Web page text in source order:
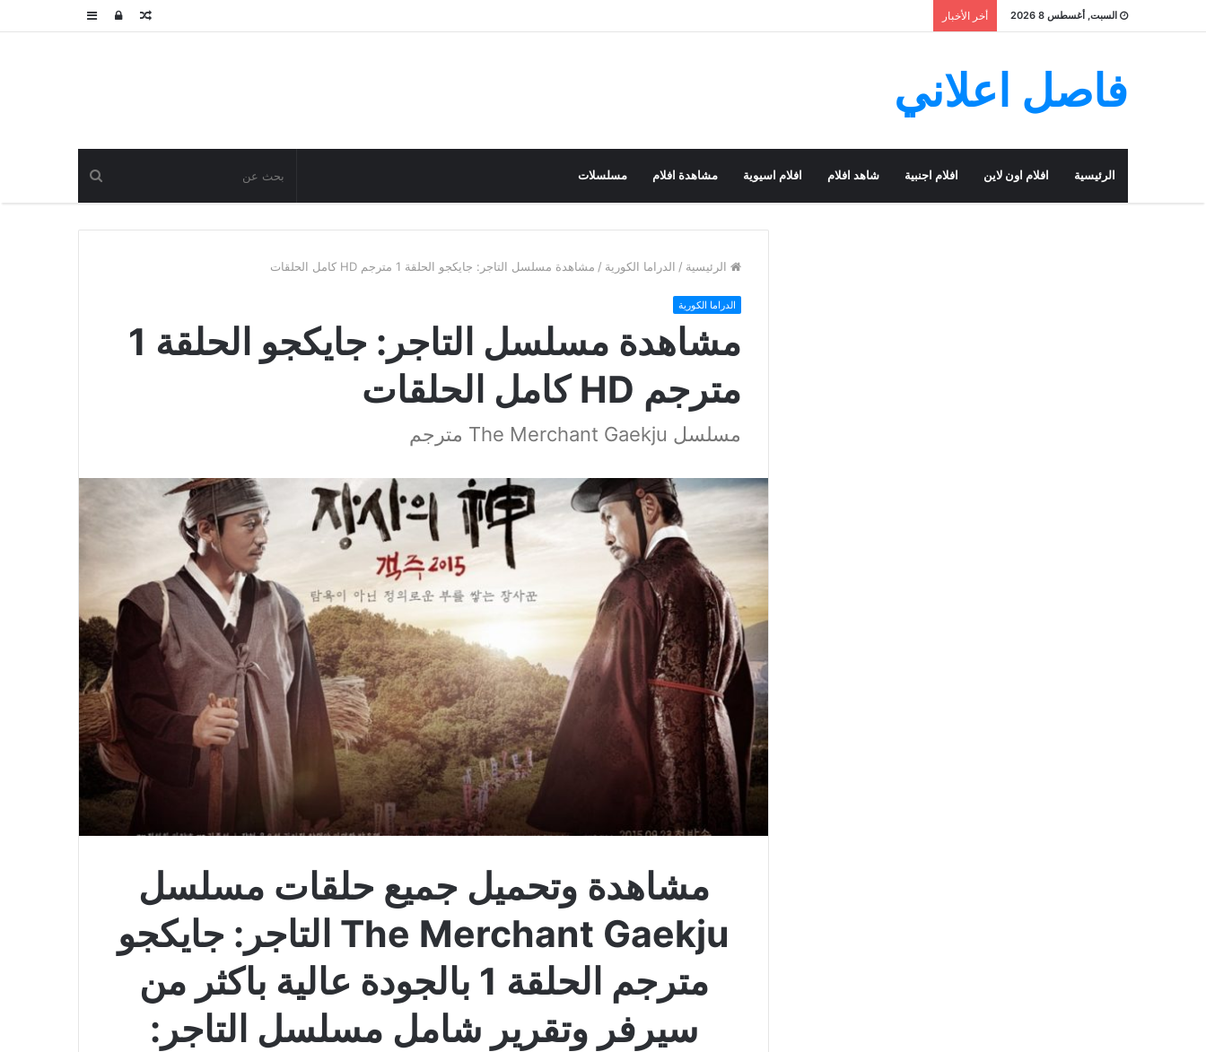
السبت, أغسطس 8 2026 أخر الأخبار عمودتسجيلمقال
فاصل اعلاني
الرئيسية افلام اون لاين افلام اجنبية شاهد افلام افلام اسيوية مشاهدة افلام مسلسلات
الرئيسية / الدراما الكورية / مشاهدة مسلسل التاجر: جايكجو الحلقة 1 مترجم HD كامل الحلقات
الدراما الكورية
مشاهدة مسلسل التاجر: جايكجو الحلقة 1
مترجم HD كامل الحلقات
مسلسل The Merchant Gaekju مترجم
مشاهدة وتحميل جميع حلقات مسلسل
The Merchant Gaekju التاجر: جايكجو
مترجم الحلقة 1 بالجودة عالية باكثر من
سيرفر وتقرير شامل مسلسل التاجر: